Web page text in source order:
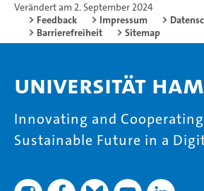
Verändert am 2. September 2024
Feedback
Impressum
Barrierefreiheit
Sitemap
Universität
Innovating and
Sustainable Future in a